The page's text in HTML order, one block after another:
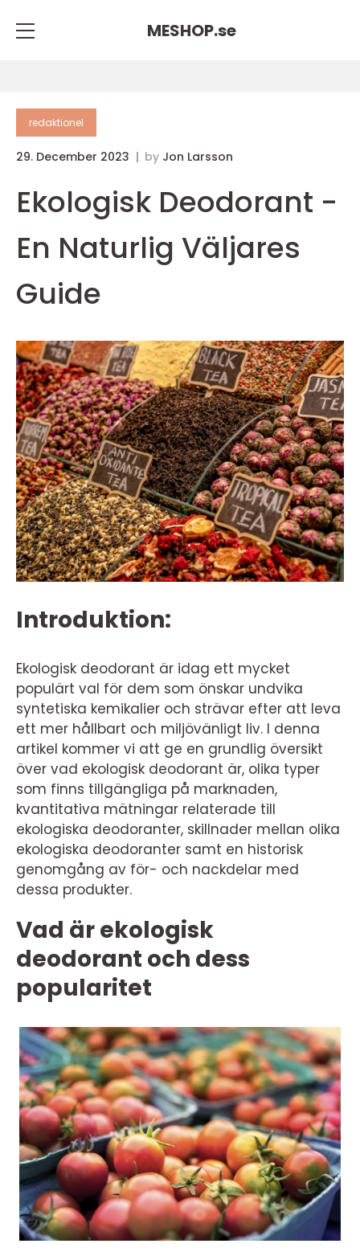
MESHOP.se
redaktionel
29. December 2023 by Jon Larsson
Ekologisk Deodorant -
En Naturlig Väljares
Guide
Introduktion:
Ekologisk deodorant är idag ett mycket
populärt val för dem som önskar undvika
syntetiska kemikalier och strävar efter att leva
ett mer hållbart och miljövänligt liv. I denna
artikel kommer vi att ge en grundlig översikt
över vad ekologisk deodorant är, olika typer
som finns tillgängliga på marknaden,
kvantitativa mätningar relaterade till
ekologiska deodoranter, skillnader mellan olika
ekologiska deodoranter samt en historisk
genomgång av för- och nackdelar med
dessa produkter.
Vad är ekologisk
deodorant och dess
popularitet